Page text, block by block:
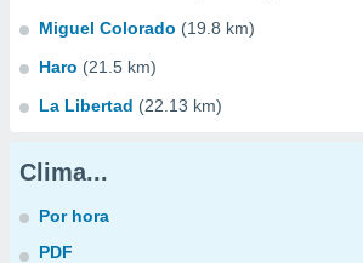
Miguel Colorado (19.8 km)
Haro (21.5 km)
La Libertad (22.13 km)
Clima...
Por hora
PDF